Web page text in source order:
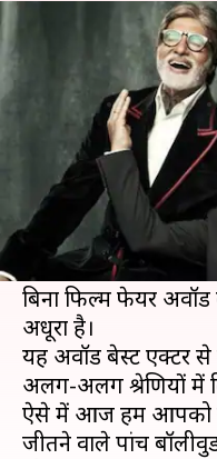
इन बॉलीवुड
सबसे ज्यादा
प्रदीप मौर्य Nov 14, 2020
क्या है खबर?
फिल्म फेयर अवॉर्ड
पहली बार 1954 में
से यह अवॉर्ड हर साल
बिना फिल्म फेयर
अधूरा है।
यह अवॉर्ड बेस्ट एक्टर
अलग-अलग श्रेणियों में
ऐसे में आज हम आपको
जीतने वाले पांच